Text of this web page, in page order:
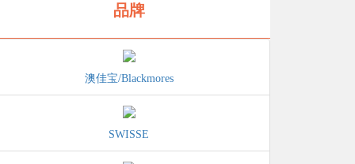
品牌
澳佳宝/Blackmores
SWISSE